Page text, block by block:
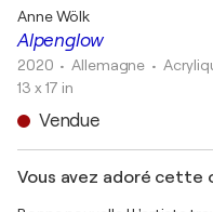
Alpenglow
Anne Wölk
2020 • Allemagne •
13 x 17 in
Vendue
Vous avez adoré cette